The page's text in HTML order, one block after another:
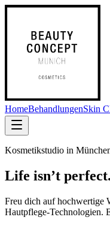
HomeBehandlungenSkin
Kosmetikstudio in
Life isn’t
Freu dich auf hochwertige
Hautpflege-Technologien.